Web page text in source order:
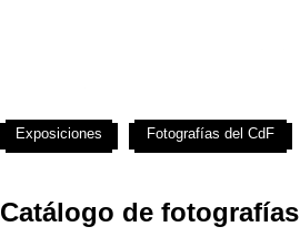
Catálogo de fotografías
Exposiciones Fotografías del CdF